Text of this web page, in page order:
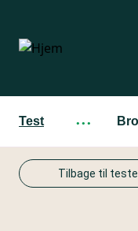
hovedindhold
Test ···
Tilbage til